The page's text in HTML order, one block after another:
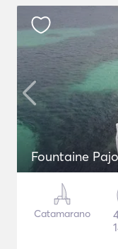
Fountaine
Catamarano